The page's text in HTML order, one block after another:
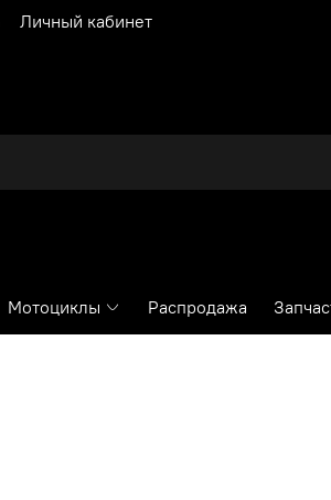
Личный кабинет
Мотоциклы Распродажа